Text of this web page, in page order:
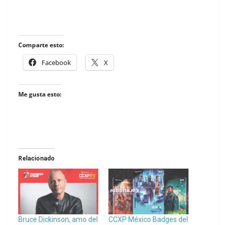
Comparte esto:
Facebook X
Me gusta esto:
Relacionado
Bruce Dickinson, amo del
CCXP México Badges del